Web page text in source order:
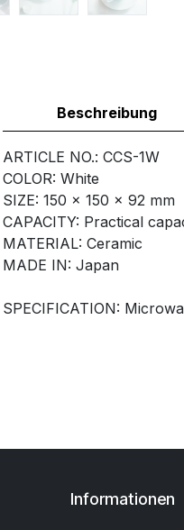
Beschreibung
ARTICLE NO.: CCS-1W
COLOR: White
SIZE: 150 x 150 x 92 mm
CAPACITY: Practical
MATERIAL: Ceramic
MADE IN: Japan
SPECIFICATION:
Informationen